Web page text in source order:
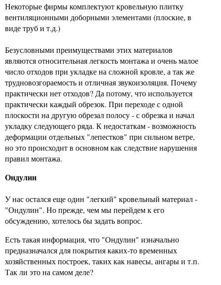
Некоторые фирмы комплектуют кровельную плитку
вентиляционными доборными элементами (плоские, в
виде труб и т.д.)
Безусловными преимуществами этих материалов
являются относительная легкость монтажа и очень малое
число отходов при укладке на сложной кровле, а так же
трудновозгораемость и отличная звукоизоляция. Почему
практически нет отходов? Да потому, что используется
практически каждый обрезок. При переходе с одной
плоскости на другую обрезал полосу - с обрезка и начал
укладку следующего ряда. К недостаткам - возможность
деформации отдельных "лепестков" при сильном ветре,
но это происходит в основном как следствие нарушения
правил монтажа.
Ондулин
У нас остался еще один "легкий" кровельный материал -
"Ондулин". Но прежде, чем мы перейдем к его
обсуждению, хотелось бы задать вопрос.
Есть такая информация, что "Ондулин" изначально
предназначался для покрытия каких-то временных
хозяйственных построек, таких как навесы, ангары и т.п.
Так ли это на самом деле?